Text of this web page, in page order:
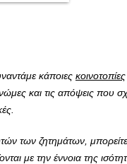
κάποιες κοινοτοπίες
και τις απόψεις που
των ζητημάτων,
με την έννοια της